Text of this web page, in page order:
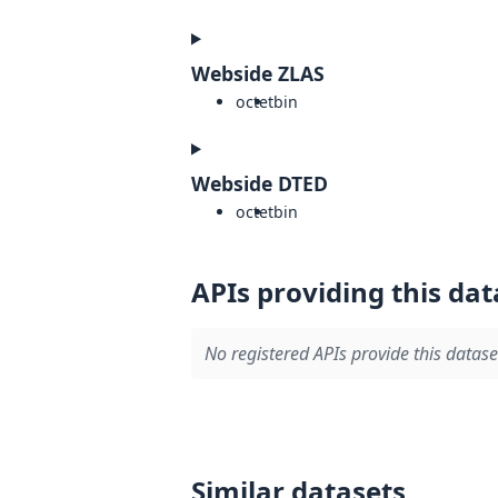
Webside ZLAS
octetbin
Webside DTED
octetbin
APIs providing this
No registered APIs provide this
Similar datasets